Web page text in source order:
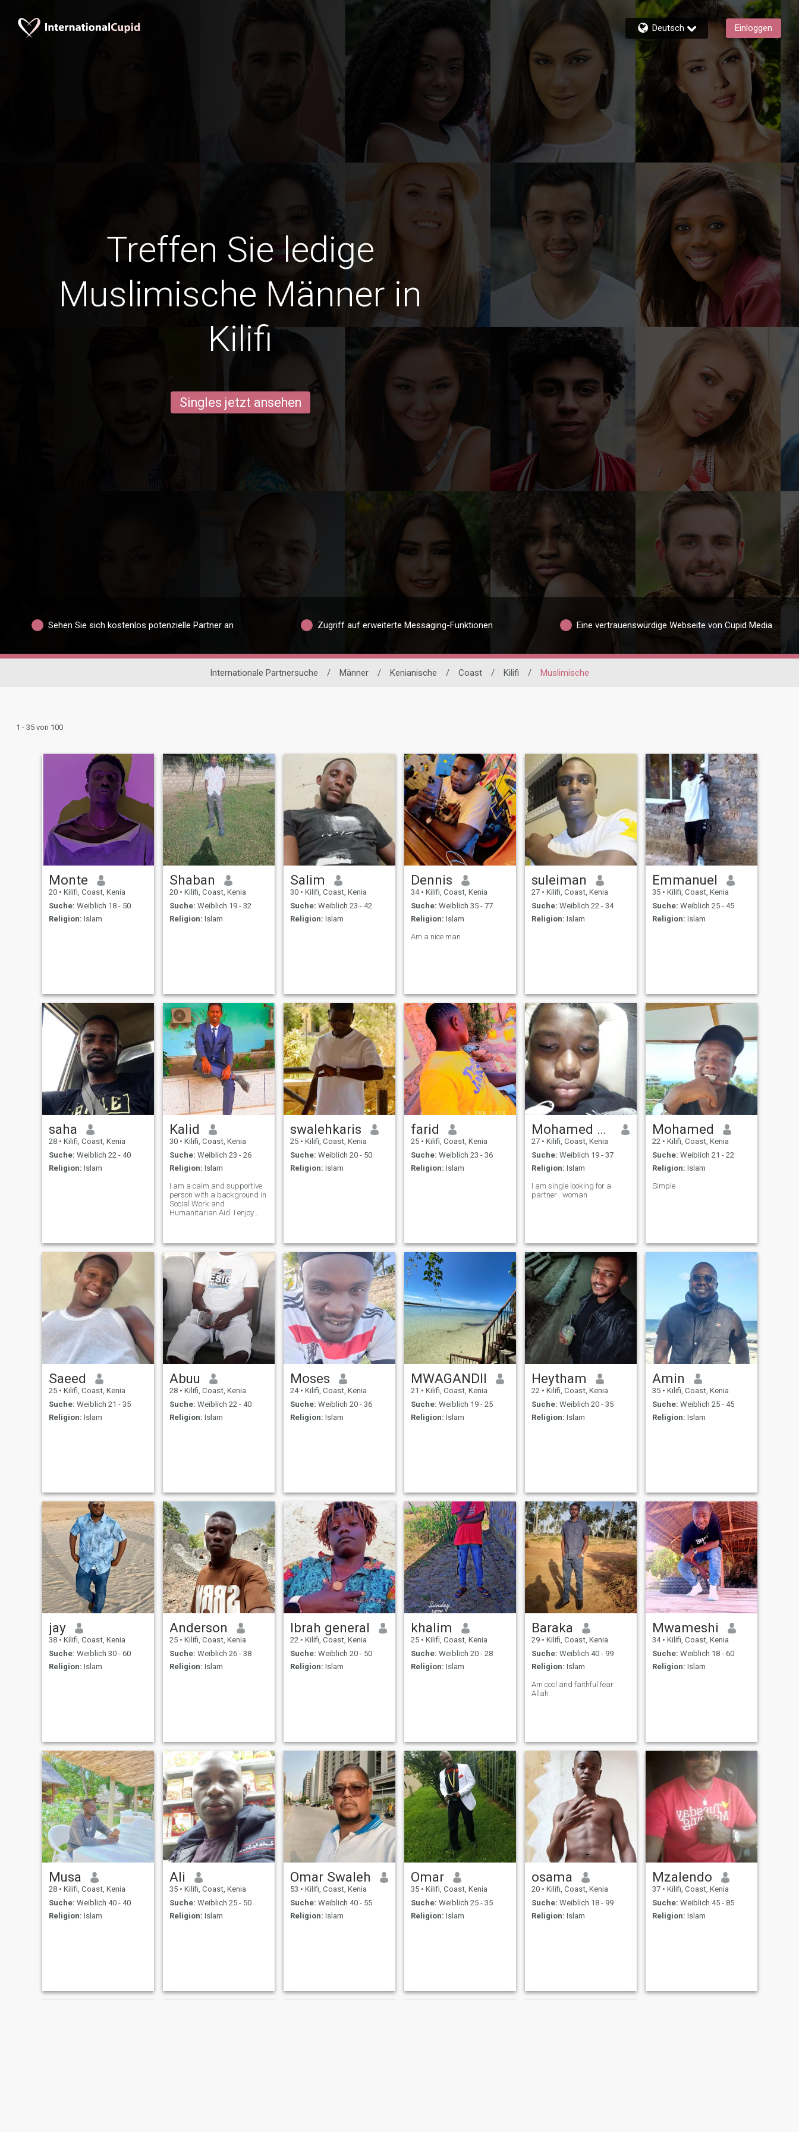
Deutsch Einloggen
Treffen Sie ledige
Muslimische Männer in
Kilifi
Singles jetzt ansehen
Sehen Sie sich kostenlos potenzielle Partner an Zugriff auf erweiterte Messaging-Funktionen Eine vertrauenswürdige Webseite von Cupid Media
Internationale Partnersuche / Männer / Kenianische / Coast / Kilifi / Muslimische
1 - 35 von 100
Monte
20 • Kilifi, Coast, Kenia
Suche: Weiblich 18 - 50
Religion: Islam
Shaban
20 • Kilifi, Coast, Kenia
Suche: Weiblich 19 - 32
Religion: Islam
Salim
30 • Kilifi, Coast, Kenia
Suche: Weiblich 23 - 42
Religion: Islam
Dennis
34 • Kilifi, Coast, Kenia
Suche: Weiblich 35 - 77
Religion: Islam
Am a nice man
suleiman
27 • Kilifi, Coast, Kenia
Suche: Weiblich 22 - 34
Religion: Islam
Emmanuel
35 • Kilifi, Coast, Kenia
Suche: Weiblich 25 - 45
Religion: Islam
saha
28 • Kilifi, Coast, Kenia
Suche: Weiblich 22 - 40
Religion: Islam
Kalid
30 • Kilifi, Coast, Kenia
Suche: Weiblich 23 - 26
Religion: Islam
I am a calm and supportive
person with a background in
Social Work and
Humanitarian Aid. I enjoy
friends.
swalehkaris
25 • Kilifi, Coast, Kenia
Suche: Weiblich 20 - 50
Religion: Islam
farid
25 • Kilifi, Coast, Kenia
Suche: Weiblich 23 - 36
Religion: Islam
Mohamed khamisi
27 • Kilifi, Coast, Kenia
Suche: Weiblich 19 - 37
Religion: Islam
I am single looking for a
partner . woman
Mohamed
22 • Kilifi, Coast, Kenia
Suche: Weiblich 21 - 22
Religion: Islam
Simple
Saeed
25 • Kilifi, Coast, Kenia
Suche: Weiblich 21 - 35
Religion: Islam
Abuu
28 • Kilifi, Coast, Kenia
Suche: Weiblich 22 - 40
Religion: Islam
Moses
24 • Kilifi, Coast, Kenia
Suche: Weiblich 20 - 36
Religion: Islam
MWAGANDII
21 • Kilifi, Coast, Kenia
Suche: Weiblich 19 - 25
Religion: Islam
Heytham
22 • Kilifi, Coast, Kenia
Suche: Weiblich 20 - 35
Religion: Islam
Amin
35 • Kilifi, Coast, Kenia
Suche: Weiblich 25 - 45
Religion: Islam
jay
38 • Kilifi, Coast, Kenia
Suche: Weiblich 30 - 60
Religion: Islam
Anderson
25 • Kilifi, Coast, Kenia
Suche: Weiblich 26 - 38
Religion: Islam
Ibrah general
22 • Kilifi, Coast, Kenia
Suche: Weiblich 20 - 50
Religion: Islam
khalim
25 • Kilifi, Coast, Kenia
Suche: Weiblich 20 - 28
Religion: Islam
Baraka
29 • Kilifi, Coast, Kenia
Suche: Weiblich 40 - 99
Religion: Islam
Am cool and faithful fear
Allah
Mwameshi
34 • Kilifi, Coast, Kenia
Suche: Weiblich 18 - 60
Religion: Islam
Musa
28 • Kilifi, Coast, Kenia
Suche: Weiblich 40 - 40
Religion: Islam
Ali
35 • Kilifi, Coast, Kenia
Suche: Weiblich 25 - 50
Religion: Islam
Omar Swaleh
53 • Kilifi, Coast, Kenia
Suche: Weiblich 40 - 55
Religion: Islam
Omar
35 • Kilifi, Coast, Kenia
Suche: Weiblich 25 - 35
Religion: Islam
osama
20 • Kilifi, Coast, Kenia
Suche: Weiblich 18 - 99
Religion: Islam
Mzalendo
37 • Kilifi, Coast, Kenia
Suche: Weiblich 45 - 85
Religion: Islam